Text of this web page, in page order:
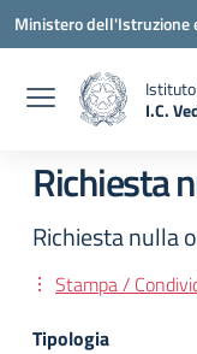
Vai ai contenuti
Vai al menu di navigazione
Vai al footer
Ministero dell'Istruzione
I.C.
—
Richiesta
Richiesta nulla
Stampa /
Tipologia